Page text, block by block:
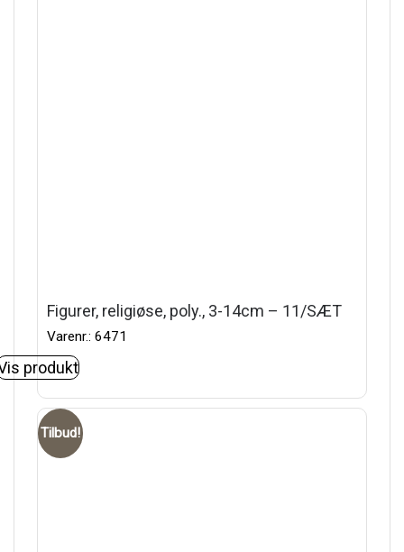
Figurer, religiøse, poly., 3-14cm – 11/SÆT
Varenr.: 6471
produkt
Tilbud!